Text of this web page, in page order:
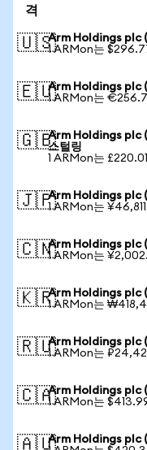
격
🇺🇸Arm Holdings plc
1 ARMon는
🇪🇺Arm Holdings plc
1 ARMon는
🇬🇧Arm Holdings plc
스털링
1 ARMon는
🇯🇵Arm Holdings plc
1 ARMon는
🇨🇳Arm Holdings plc
1 ARMon는
🇰🇷Arm Holdings plc
1 ARMon는
🇷🇺Arm Holdings plc
1 ARMon는
🇨🇦Arm Holdings plc
1 ARMon는
🇦🇺Arm Holdings plc